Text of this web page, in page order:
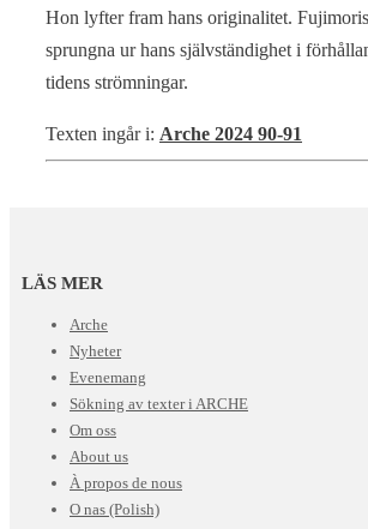
Hon lyfter fram hans originalitet.
sprungna ur hans självständighet i
tidens strömningar.
Texten ingår i: Arche 2024 90-91
LÄS MER
Arche
Nyheter
Evenemang
Sökning av texter i ARCHE
Om oss
About us
À propos de nous
O nas (Polish)